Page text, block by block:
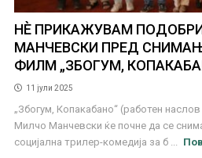
НЀ ПРИКАЖУВАМ
МАНЧЕВСКИ ПРЕД
ФИЛМ „ЗБОГУМ,
11 јули 2025
„Збогум, Копакабано“ (работен
Милчо Манчевски ќе почне да се
социјална трилер-комедија за б ...